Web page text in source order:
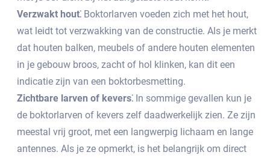
Verzwakt hout⁚ Boktorlarven voeden zich met het hout,
wat leidt tot verzwakking van de constructie.​ Als je merkt
dat houten balken, meubels of andere houten elementen
in je gebouw broos, zacht of hol klinken, kan dit een
indicatie zijn van een boktorbesmetting.
Zichtbare larven of kevers⁚ In sommige gevallen kun je
de boktorlarven of kevers zelf daadwerkelijk zien. Ze zijn
meestal vrij groot, met een langwerpig lichaam en lange
antennes.​ Als je ze opmerkt, is het belangrijk om direct